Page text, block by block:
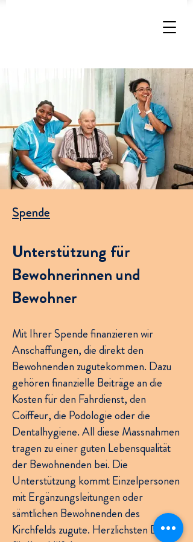
Spende
Unterstützung für
Bewohnerinnen und
Bewohner
Mit Ihrer Spende finanzieren wir
Anschaffungen, die direkt den
Bewohnenden zugutekommen. Dazu
gehören finanzielle Beiträge an die
Kosten für den Fahrdienst, den
Coiffeur, die Podologie oder die
Dentalhygiene. All diese Massnahmen
tragen zu einer guten Lebensqualität
der Bewohnenden bei. Die
Unterstützung kommt Einzelpersonen
mit Ergänzungsleitungen oder
sämtlichen Bewohnenden des
Kirchfelds zugute. Herzlichsten Dank